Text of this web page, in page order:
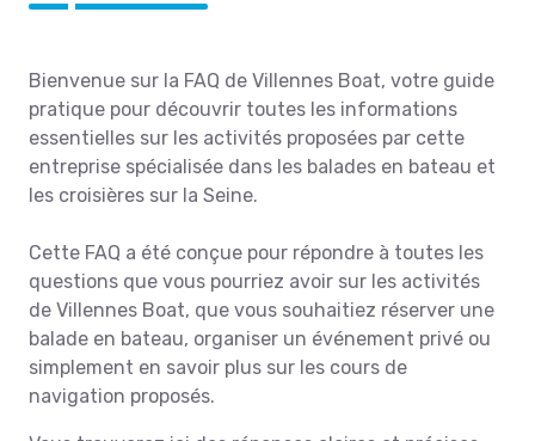
Bienvenue sur la FAQ de Villennes Boat, votre guide
pratique pour découvrir toutes les informations
essentielles sur les activités proposées par cette
entreprise spécialisée dans les balades en bateau et
les croisières sur la Seine.
Cette FAQ a été conçue pour répondre à toutes les
questions que vous pourriez avoir sur les activités
de Villennes Boat, que vous souhaitiez réserver une
balade en bateau, organiser un événement privé ou
simplement en savoir plus sur les cours de
navigation proposés.